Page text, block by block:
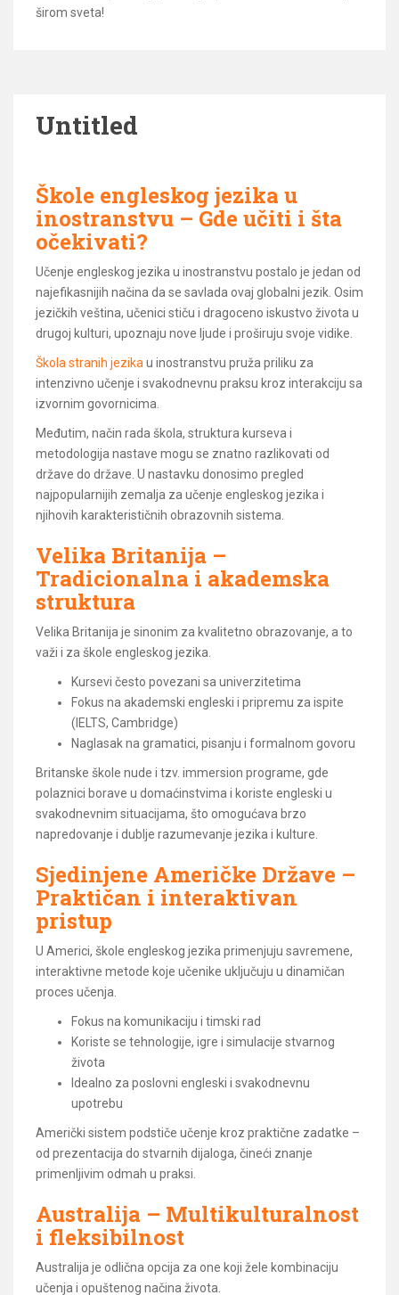
širom sveta!
Untitled
Škole engleskog jezika u
inostranstvu – Gde učiti i šta
očekivati?
Učenje engleskog jezika u inostranstvu postalo je jedan od
najefikasnijih načina da se savlada ovaj globalni jezik. Osim
jezičkih veština, učenici stiču i dragoceno iskustvo života u
drugoj kulturi, upoznaju nove ljude i proširuju svoje vidike.
Škola stranih jezika u inostranstvu pruža priliku za
intenzivno učenje i svakodnevnu praksu kroz interakciju sa
izvornim govornicima.
Međutim, način rada škola, struktura kurseva i
metodologija nastave mogu se znatno razlikovati od
države do države. U nastavku donosimo pregled
najpopularnijih zemalja za učenje engleskog jezika i
njihovih karakterističnih obrazovnih sistema.
Velika Britanija –
Tradicionalna i akademska
struktura
Velika Britanija je sinonim za kvalitetno obrazovanje, a to
važi i za škole engleskog jezika.
Kursevi često povezani sa univerzitetima
Fokus na akademski engleski i pripremu za ispite
(IELTS, Cambridge)
Naglasak na gramatici, pisanju i formalnom govoru
Britanske škole nude i tzv. immersion programe, gde
polaznici borave u domaćinstvima i koriste engleski u
svakodnevnim situacijama, što omogućava brzo
napredovanje i dublje razumevanje jezika i kulture.
Sjedinjene Američke Države –
Praktičan i interaktivan
pristup
U Americi, škole engleskog jezika primenjuju savremene,
interaktivne metode koje učenike uključuju u dinamičan
proces učenja.
Fokus na komunikaciju i timski rad
Koriste se tehnologije, igre i simulacije stvarnog
života
Idealno za poslovni engleski i svakodnevnu
upotrebu
Američki sistem podstiče učenje kroz praktične zadatke –
od prezentacija do stvarnih dijaloga, čineći znanje
primenljivim odmah u praksi.
Australija – Multikulturalnost
i fleksibilnost
Australija je odlična opcija za one koji žele kombinaciju
učenja i opuštenog načina života.